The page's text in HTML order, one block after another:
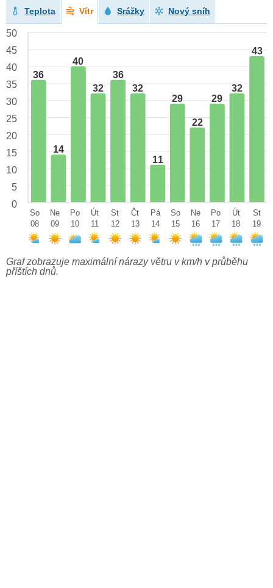
Teplota Vítr Srážky Nový sníh
36
14
40
32
36
32
11
29
22
29
32
43
50
45
40
35
30
25
20
15
10
5
0
So
08
Ne
09
Po
10
Út
11
St
12
Čt
13
Pá
14
So
15
Ne
16
Po
17
Út
18
St
19
Graf zobrazuje maximální nárazy větru v km/h v průběhu
příštích dnů.